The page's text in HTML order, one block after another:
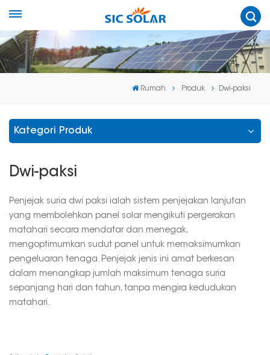
Rumah Produk Dwi-paksi
Kategori Produk
Dwi-paksi
Penjejak suria dwi paksi ialah sistem penjejakan lanjutan
yang membolehkan panel solar mengikuti pergerakan
matahari secara mendatar dan menegak,
mengoptimumkan sudut panel untuk memaksimumkan
pengeluaran tenaga. Penjejak jenis ini amat berkesan
dalam menangkap jumlah maksimum tenaga suria
sepanjang hari dan tahun, tanpa mengira kedudukan
matahari.